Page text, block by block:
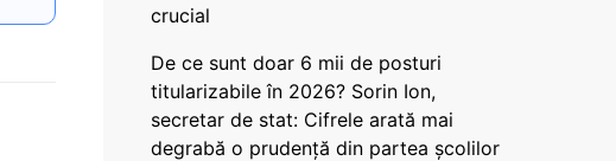
crucial
De ce sunt doar 6 mii de posturi
titularizabile în 2026? Sorin Ion,
secretar de stat: Cifrele arată mai
degrabă o prudență din partea școlilor